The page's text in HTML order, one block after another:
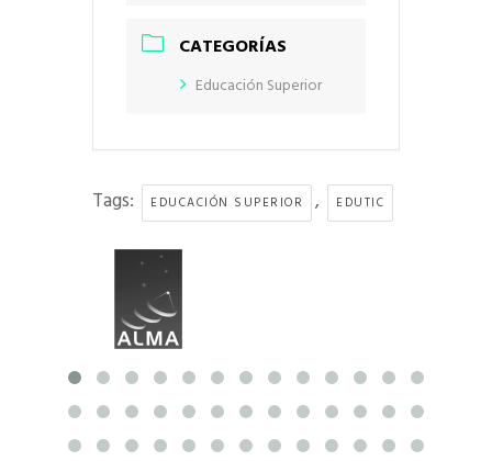
CATEGORÍAS
Educación Superior
Tags: EDUCACIÓN SUPERIOR , EDUTIC